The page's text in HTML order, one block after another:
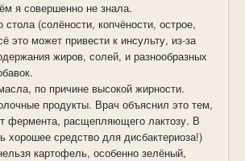
я совершенно не знала.
стола (солёности, копчёности, острое,
это может привести к инсульту, из-за
жиров, солей, и разнообразных
по причине высокой жирности.
продукты. Врач объяснил это тем,
фермента, расщепляющего лактозу. В
хорошее средство для дисбактериоза!)
картофель, особенно зелёный,